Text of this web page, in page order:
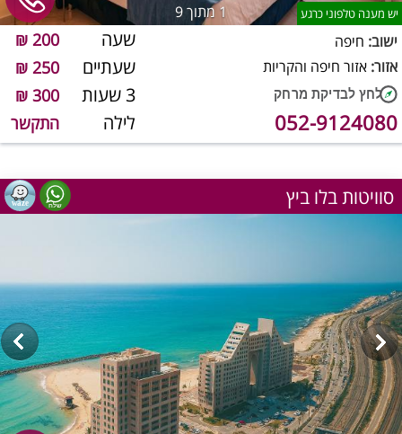
1מתוך 9 יש מענה טלפוני כרגע
שעה 200 ₪
שעתיים 250 ₪
3 שעות 300 ₪
לילה התקשר
ישוב: חיפה
אזור: אזור חיפה והקריות
052-9124080
סוויטות בלו ביץ